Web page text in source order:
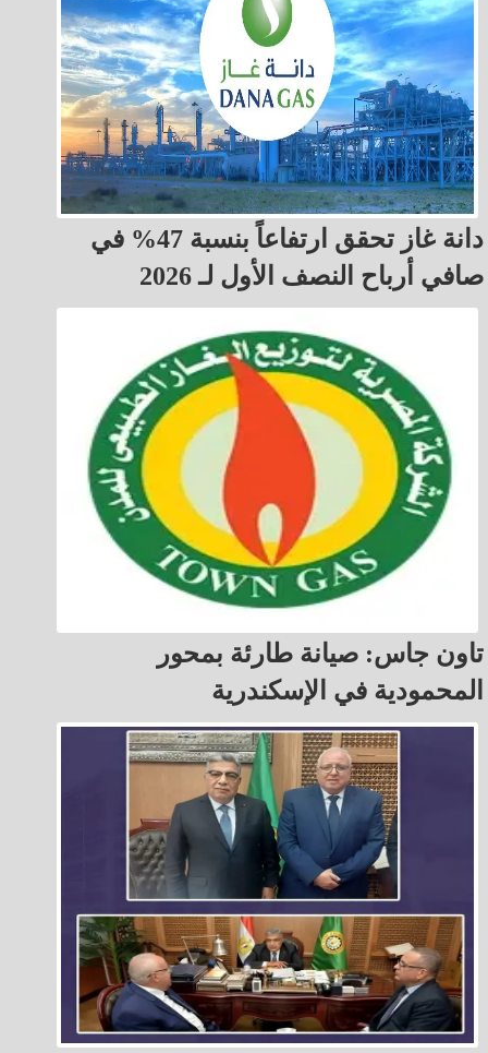
دانة غاز تحقق ارتفاعاً بنسبة 47% في
صافي أرباح النصف الأول لـ 2026
تاون جاس: صيانة طارئة بمحور
المحمودية في الإسكندرية